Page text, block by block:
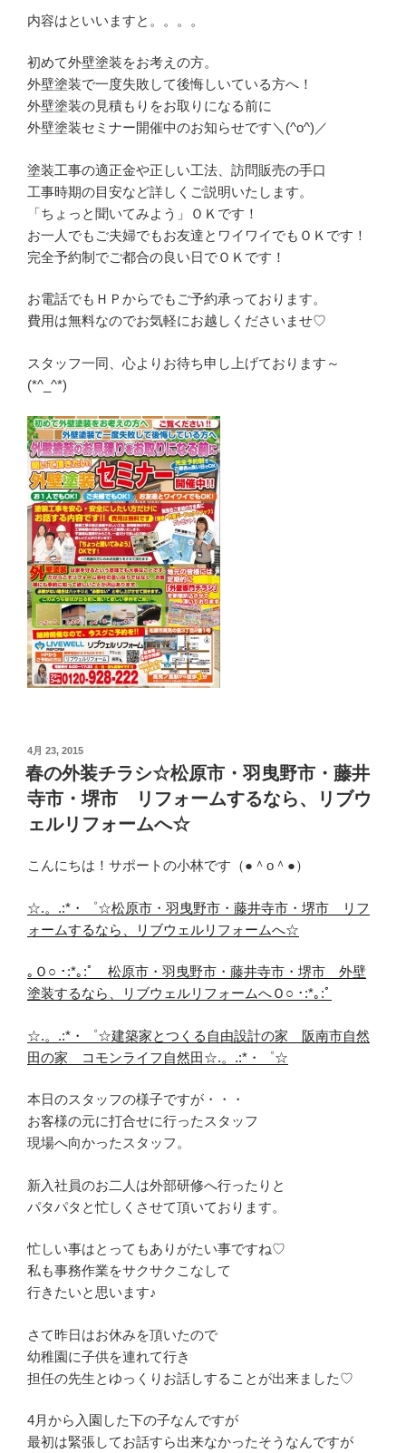
内容はといいますと。。。。
初めて外壁塗装をお考えの方。
外壁塗装で一度失敗して後悔しいている方へ！
外壁塗装の見積もりをお取りになる前に
外壁塗装セミナー開催中のお知らせです＼(^o^)／
塗装工事の適正金や正しい工法、訪問販売の手口
工事時期の目安など詳しくご説明いたします。
「ちょっと聞いてみよう」ＯＫです！
お一人でもご夫婦でもお友達とワイワイでもＯＫです！
完全予約制でご都合の良い日でＯＫです！
お電話でもＨＰからでもご予約承っております。
費用は無料なのでお気軽にお越しくださいませ♡
スタッフ一同、心よりお待ち申し上げております～
(*^_^*)
投
稿
日:
4月 23, 2015
春の外装チラシ☆松原市・羽曳野市・藤井
寺市・堺市 リフォームするなら、リブウ
ェルリフォームへ☆
こんにちは！サポートの小林です（●＾o＾●）
☆.。.:*・゜☆松原市・羽曳野市・藤井寺市・堺市 リフ
ォームするなら、リブウェルリフォームへ☆
｡Ｏ○ ･:*｡:ﾟ 松原市・羽曳野市・藤井寺市・堺市 外壁
塗装するなら、リブウェルリフォームへＯ○ ･:*｡:ﾟ
☆.。.:*・゜☆建築家とつくる自由設計の家 阪南市自然
田の家 コモンライフ自然田☆.。.:*・゜☆
本日のスタッフの様子ですが・・・
お客様の元に打合せに行ったスタッフ
現場へ向かったスタッフ。
新入社員のお二人は外部研修へ行ったりと
パタパタと忙しくさせて頂いております。
忙しい事はとってもありがたい事ですね♡
私も事務作業をサクサクこなして
行きたいと思います♪
さて昨日はお休みを頂いたので
幼稚園に子供を連れて行き
担任の先生とゆっくりお話しすることが出来ました♡
4月から入園した下の子なんですが
最初は緊張してお話すら出来なかったそうなんですが